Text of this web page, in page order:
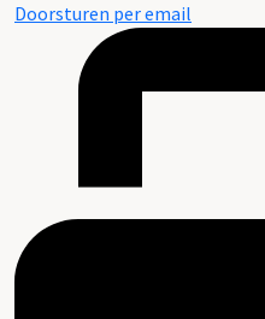
Doorsturen per email